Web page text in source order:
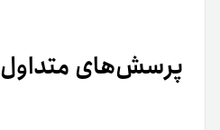
پرسش‌های متداول